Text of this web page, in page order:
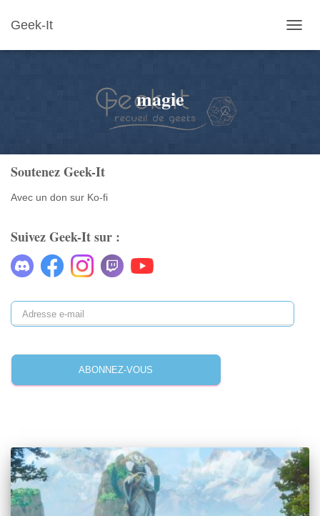
Geek-It
LA
magie
Soutenez Geek-It
Avec un don sur Ko-fi
Suivez Geek-It sur :
ABONNEZ-VOUS